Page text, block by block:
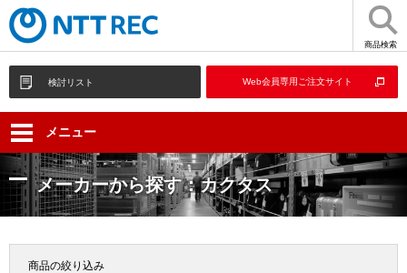
商品検索
検討リスト Web会員専用ご注文サイト
メニュー
メーカーから探す：カクタス
商品の絞り込み